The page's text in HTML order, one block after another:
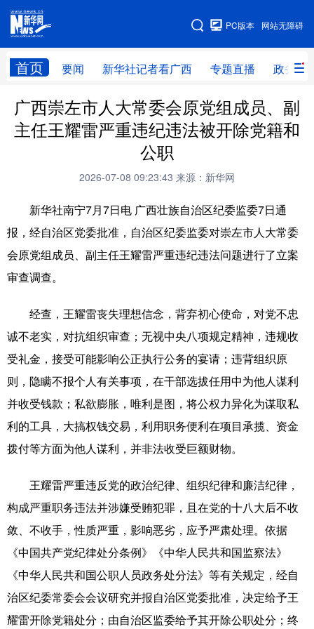
网站无障碍
PC版本
首页 要闻 新华社记者看广西 专题直播 政务信
网站地图
广西频道
要闻 新华社记者 专题直播 政务信息
新华网导航
学习进行时 高层 时政 人事
国际
台湾 思客智库 全球连线 教育
科技 科普 体育 文化
健康 军事 访谈 视频
图片 中央文件 金融 汽车
食品 人居 信息化 乡村振兴
溯源中国 城市 旅游
会展 彩票 娱乐 时尚
悦读 公益 书画 一带一路
亚太网 上市公司
地方频道
广西崇左市人大常委会原党组成员、副
主任王耀雷严重违纪违法被开除党籍和
公职
2026-07-08 09:23:43 来源：新华网
新华社南宁7月7日电 广西壮族自治区纪委监委7日通
报，经自治区党委批准，自治区纪委监委对崇左市人大常委
会原党组成员、副主任王耀雷严重违纪违法问题进行了立案
审查调查。
经查，王耀雷丧失理想信念，背弃初心使命，对党不忠
诚不老实，对抗组织审查；无视中央八项规定精神，违规收
受礼金，接受可能影响公正执行公务的宴请；违背组织原
则，隐瞒不报个人有关事项，在干部选拔任用中为他人谋利
并收受钱款；私欲膨胀，唯利是图，将公权力异化为谋取私
利的工具，大搞权钱交易，利用职务便利在项目承揽、资金
拨付等方面为他人谋利，并非法收受巨额财物。
王耀雷严重违反党的政治纪律、组织纪律和廉洁纪律，
构成严重职务违法并涉嫌受贿犯罪，且在党的十八大后不收
敛、不收手，性质严重，影响恶劣，应予严肃处理。依据
《中国共产党纪律处分条例》《中华人民共和国监察法》
《中华人民共和国公职人员政务处分法》等有关规定，经自
治区纪委常委会会议研究并报自治区党委批准，决定给予王
耀雷开除党籍处分；由自治区监委给予其开除公职处分；终